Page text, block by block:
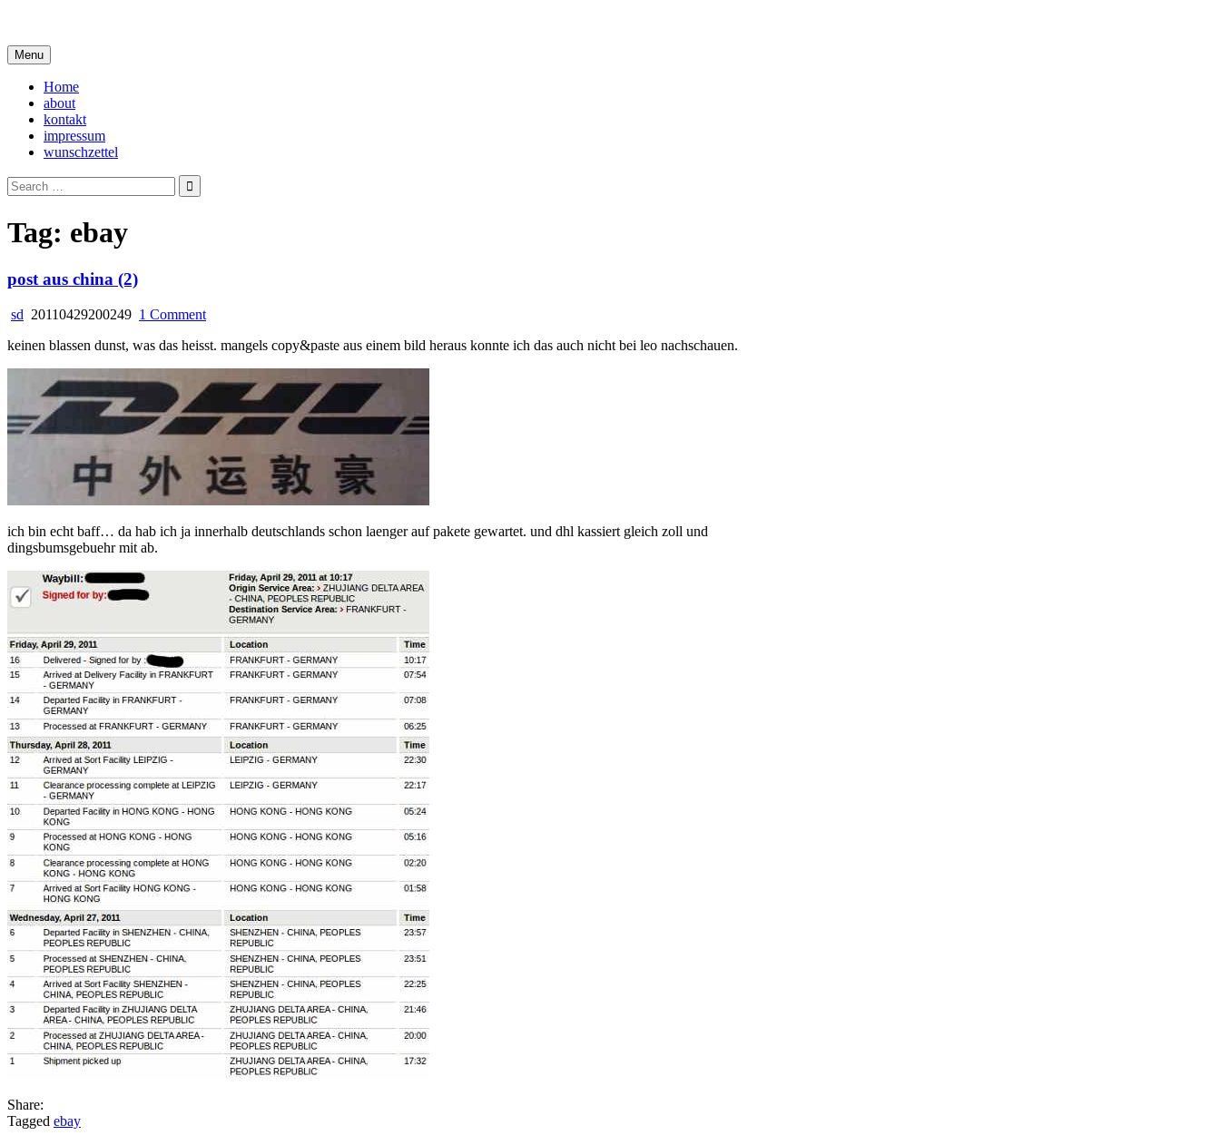
content
Menu
Home
about
kontakt
impressum
wunschzettel
Search
for:
Tag: ebay
post aus china (2)
sd 20110429200249 1 Commenton
aus
(2)
keinen blassen dunst, was das heisst. mangels copy&paste aus einem bild heraus konnte ich das auch nicht bei leo nachschauen.
ich bin echt baff… da hab ich ja innerhalb deutschlands schon laenger auf pakete gewartet. und dhl kassiert gleich zoll und
dingsbumsgebuehr mit ab.
Share:
Tagged ebay